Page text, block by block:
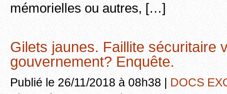
mémorielles ou autres, […]
Gilets jaunes. Faillite sécuritaire
gouvernement? Enquête.
Publié le 26/11/2018 à 08h38 | DOCS